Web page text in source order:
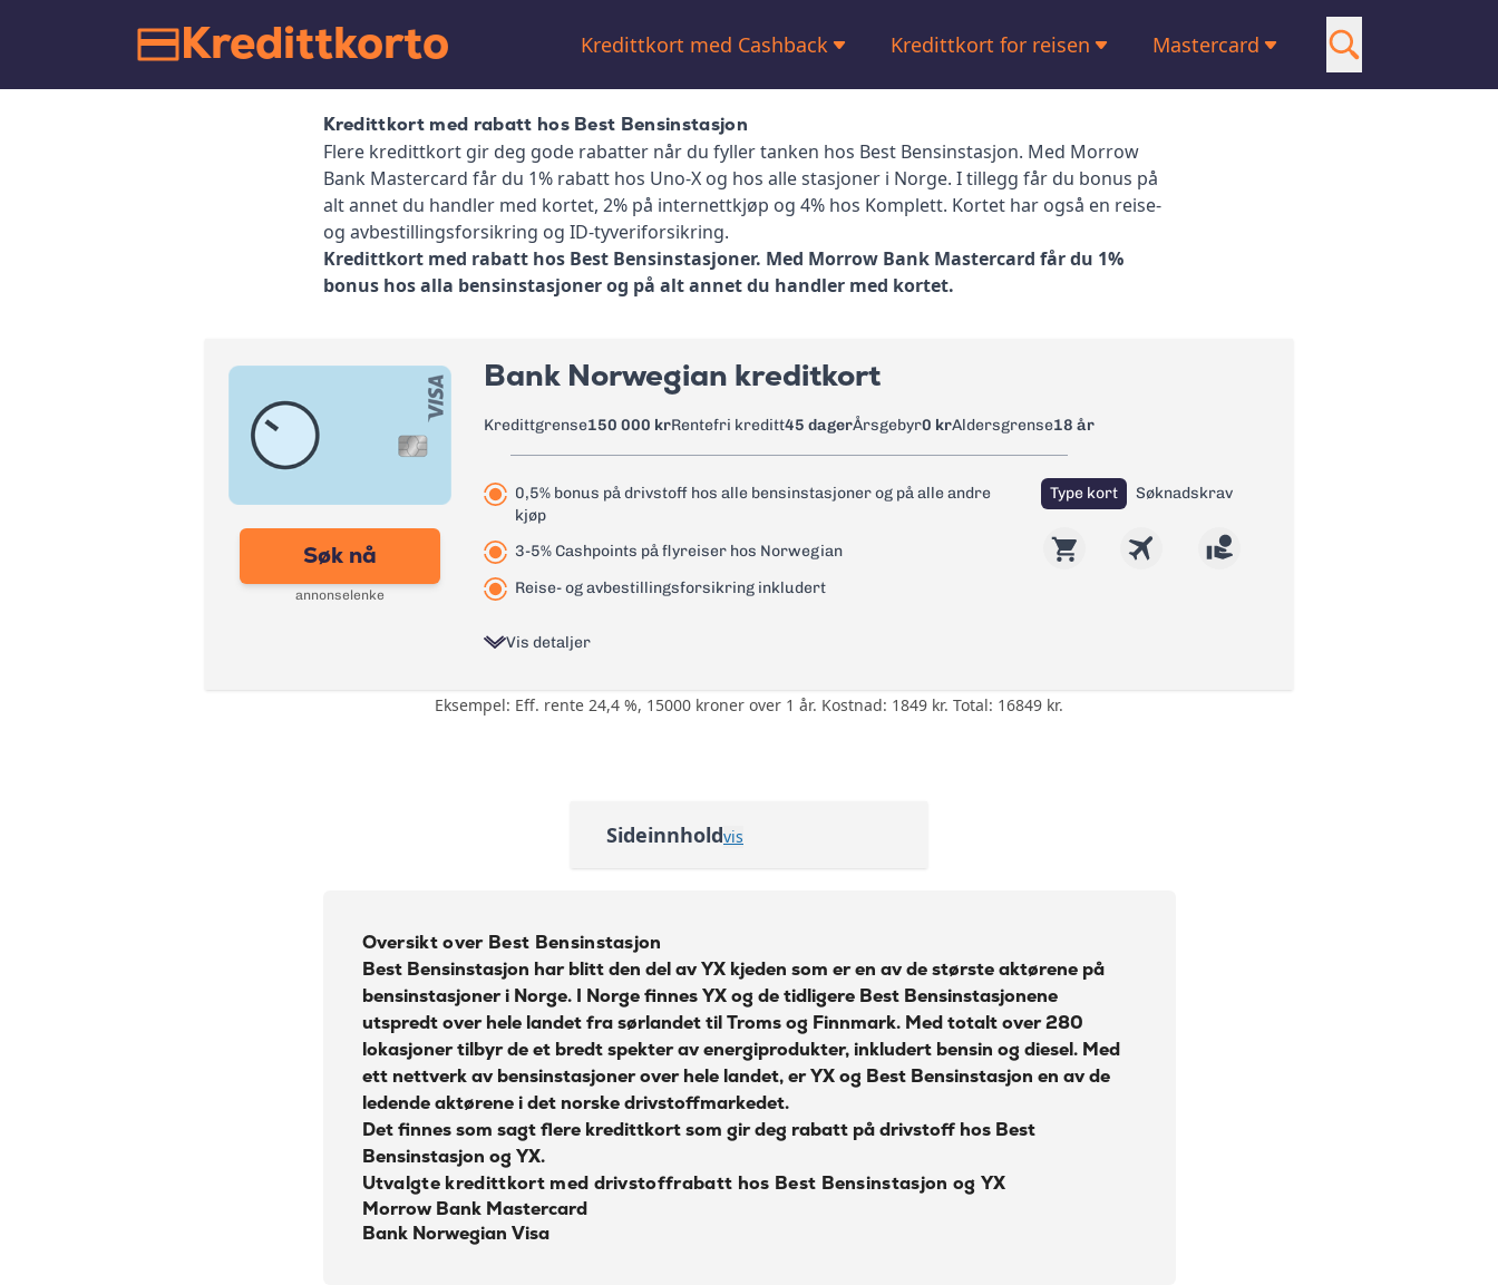
Kredittkorto
Kredittkort med Cashback
Kredittkort med bonus
Kredittkort med høy kredittgrense
Kredittkort for reisen
Bensinkort
Kredittkort med lav rente
Kredittkort med reiseforsikring
Kredittkort for Shopping
Kredittkort med Google Pay
Mastercard
Visa
Om oss
Kredittkort med rabatt hos Best Bensinstasjon
Flere kredittkort gir deg gode rabatter når du fyller tanken hos Best Bensinstasjon. Med Morrow
Bank Mastercard får du 1% rabatt hos Uno-X og hos alle stasjoner i Norge. I tillegg får du bonus på
alt annet du handler med kortet, 2% på internettkjøp og 4% hos Komplett. Kortet har også en reise-
og avbestillingsforsikring og ID-tyveriforsikring.
Kredittkort med rabatt hos Best Bensinstasjoner. Med Morrow Bank Mastercard får du 1%
bonus hos alla bensinstasjoner og på alt annet du handler med kortet.
Bank Norwegian kreditkort
Kredittgrense150 000 krRentefri kreditt45 dagerÅrsgebyr0 krAldersgrense18 år
Søk nå
annonselenke
0,5% bonus på drivstoff hos alle bensinstasjoner og på alle andre
kjøp
3-5% Cashpoints på flyreiser hos Norwegian
Reise- og avbestillingsforsikring inkludert
Vis detaljer
Type kort Søknadskrav
0,5% på all bruk på kortet i cashback eller cashpoints og 3-5%
24,4%
Kontantuttak i minibank: 0 kr
Kontantuttak i bank: 0 kr
Gebyr papirfaktura: 45 kr
1,75%
Eksempel: Eff. rente 24,4 %, 15000 kroner over 1 år. Kostnad: 1849 kr. Total: 16849 kr.
Sideinnholdvis
Om Best Bensinstasjon
Oversikt over Best Bensinstasjon
Best Bensinstasjon har blitt den del av YX kjeden som er en av de største aktørene på
bensinstasjoner i Norge. I Norge finnes YX og de tidligere Best Bensinstasjonene
utspredt over hele landet fra sørlandet til Troms og Finnmark. Med totalt over 280
lokasjoner tilbyr de et bredt spekter av energiprodukter, inkludert bensin og diesel. Med
ett nettverk av bensinstasjoner over hele landet, er YX og Best Bensinstasjon en av de
ledende aktørene i det norske drivstoffmarkedet.
Det finnes som sagt flere kredittkort som gir deg rabatt på drivstoff hos Best
Bensinstasjon og YX.
Utvalgte kredittkort med drivstoffrabatt hos Best Bensinstasjon og YX
Morrow Bank Mastercard
Bank Norwegian Visa